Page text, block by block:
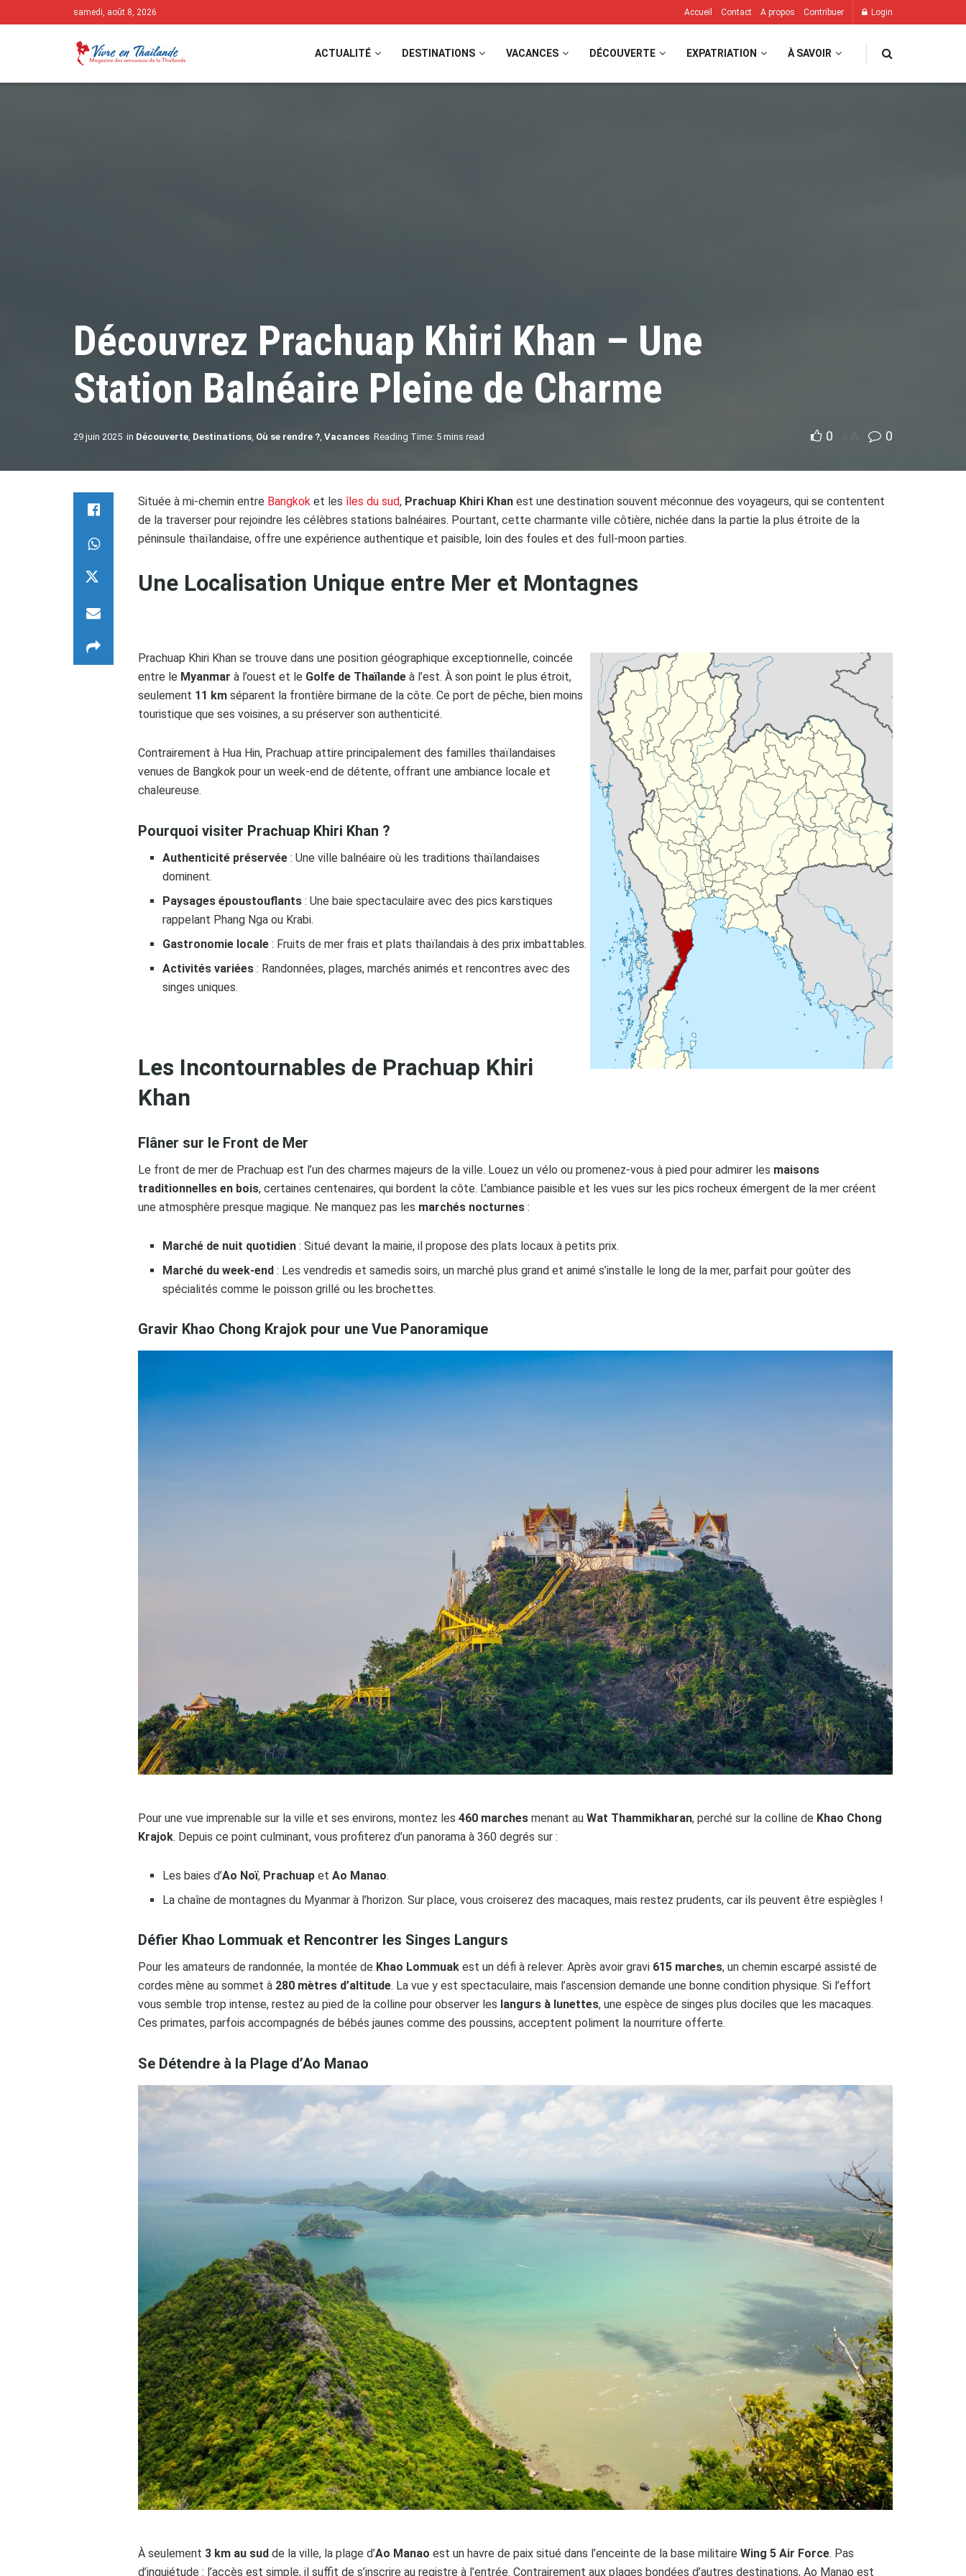
samedi, août 8, 2026 Accueil Contact A propos Contribuer Login
ACTUALITÉ DESTINATIONS VACANCES DÉCOUVERTE EXPATRIATION À SAVOIR
Découvrez Prachuap Khiri Khan – Une
Station Balnéaire Pleine de Charme
29 juin 2025 in Découverte, Destinations, Où se rendre ?, Vacances Reading Time: 5 mins read 0 A 0
Située à mi-chemin entre Bangkok et les îles du sud, Prachuap Khiri Khan est une destination souvent méconnue des voyageurs, qui se contentent
de la traverser pour rejoindre les célèbres stations balnéaires. Pourtant, cette charmante ville côtière, nichée dans la partie la plus étroite de la
péninsule thaïlandaise, offre une expérience authentique et paisible, loin des foules et des full-moon parties.
Une Localisation Unique entre Mer et Montagnes
Prachuap Khiri Khan se trouve dans une position géographique exceptionnelle, coincée
entre le Myanmar à l’ouest et le Golfe de Thaïlande à l’est. À son point le plus étroit,
seulement 11 km séparent la frontière birmane de la côte. Ce port de pêche, bien moins
touristique que ses voisines, a su préserver son authenticité.
Contrairement à Hua Hin, Prachuap attire principalement des familles thaïlandaises
venues de Bangkok pour un week-end de détente, offrant une ambiance locale et
chaleureuse.
Pourquoi visiter Prachuap Khiri Khan ?
Authenticité préservée : Une ville balnéaire où les traditions thaïlandaises
dominent.
Paysages époustouflants : Une baie spectaculaire avec des pics karstiques
rappelant Phang Nga ou Krabi.
Gastronomie locale : Fruits de mer frais et plats thaïlandais à des prix imbattables.
Activités variées : Randonnées, plages, marchés animés et rencontres avec des
singes uniques.
Les Incontournables de Prachuap Khiri
Khan
Flâner sur le Front de Mer
Le front de mer de Prachuap est l’un des charmes majeurs de la ville. Louez un vélo ou promenez-vous à pied pour admirer les maisons
traditionnelles en bois, certaines centenaires, qui bordent la côte. L’ambiance paisible et les vues sur les pics rocheux émergent de la mer créent
une atmosphère presque magique. Ne manquez pas les marchés nocturnes :
Marché de nuit quotidien : Situé devant la mairie, il propose des plats locaux à petits prix.
Marché du week-end : Les vendredis et samedis soirs, un marché plus grand et animé s’installe le long de la mer, parfait pour goûter des
spécialités comme le poisson grillé ou les brochettes.
Gravir Khao Chong Krajok pour une Vue Panoramique
Pour une vue imprenable sur la ville et ses environs, montez les 460 marches menant au Wat Thammikharan, perché sur la colline de Khao Chong
Krajok. Depuis ce point culminant, vous profiterez d’un panorama à 360 degrés sur :
Les baies d’Ao Noï, Prachuap etAo Manao.
La chaîne de montagnes du Myanmar à l’horizon. Sur place, vous croiserez des macaques, mais restez prudents, car ils peuvent être espiègles !
Défier Khao Lommuak et Rencontrer les Singes Langurs
Pour les amateurs de randonnée, la montée de Khao Lommuak est un défi à relever. Après avoir gravi 615 marches, un chemin escarpé assisté de
cordes mène au sommet à 280 mètres d’altitude. La vue y est spectaculaire, mais l’ascension demande une bonne condition physique. Si l’effort
vous semble trop intense, restez au pied de la colline pour observer les langurs à lunettes, une espèce de singes plus dociles que les macaques.
Ces primates, parfois accompagnés de bébés jaunes comme des poussins, acceptent poliment la nourriture offerte.
Se Détendre à la Plage d’Ao Manao
À seulement 3 km au sud de la ville, la plage d’Ao Manao est un havre de paix situé dans l’enceinte de la base militaire Wing 5 Air Force. Pas
d’inquiétude : l’accès est simple, il suffit de s’inscrire au registre à l’entrée. Contrairement aux plages bondées d’autres destinations, Ao Manao est